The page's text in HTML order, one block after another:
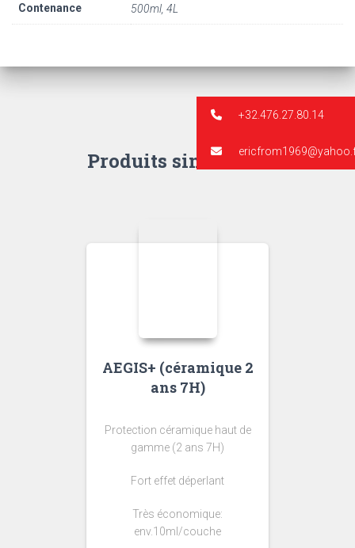
Contenance 500ml, 4L
Produits similaires
AEGIS+ (céramique 2
ans 7H)
Protection céramique haut de
gamme (2 ans 7H)
Fort effet déperlant
Très économique:
env.10ml/couche
+32.476.27.80.14